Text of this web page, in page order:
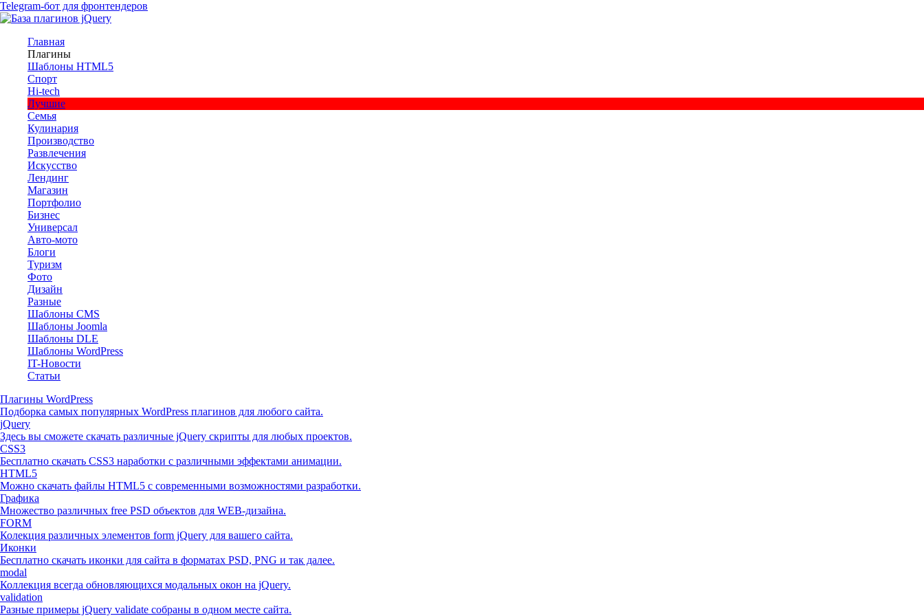
Telegram-бот для фронтендеров
Главная
Плагины
Шаблоны HTML5
Спорт
Hi-tech
Лучшие
Семья
Кулинария
Производство
Развлечения
Искусство
Лендинг
Магазин
Портфолио
Бизнес
Универсал
Авто-мото
Блоги
Туризм
Фото
Дизайн
Разные
Шаблоны CMS
Шаблоны Joomla
Шаблоны DLE
Шаблоны WordPress
IT-Новости
Статьи
Плагины WordPress
Подборка самых популярных WordPress плагинов для любого сайта.
jQuery
Здесь вы сможете скачать различные jQuery скрипты для любых проектов.
CSS3
Бесплатно скачать CSS3 наработки с различными эффектами анимации.
HTML5
Можно скачать файлы HTML5 с современными возможностями разработки.
Графика
Множество различных free PSD объектов для WEB-дизайна.
FORM
Колекция различных элементов form jQuery для вашего сайта.
Иконки
Бесплатно скачать иконки для сайта в форматах PSD, PNG и так далее.
modal
Коллекция всегда обновляющихся модальных окон на jQuery.
validation
Разные примеры jQuery validate собраны в одном месте сайта.